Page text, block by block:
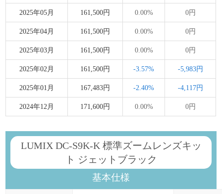
2025年05月 161,500円 0.00% 0円
2025年04月 161,500円 0.00% 0円
2025年03月 161,500円 0.00% 0円
2025年02月 161,500円 -3.57% -5,983円
2025年01月 167,483円 -2.40% -4,117円
2024年12月 171,600円 0.00% 0円
LUMIX DC-S9K-K 標準ズームレンズキッ
ト ジェットブラック
基本仕様